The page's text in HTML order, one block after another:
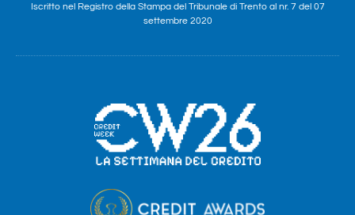
Iscritto nel Registro della Stampa del Tribunale di Trento al nr. 7 del 07
settembre 2020